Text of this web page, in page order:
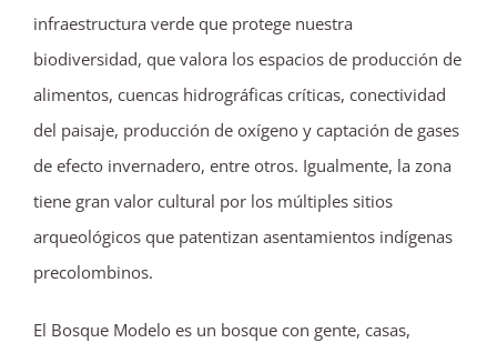
infraestructura verde que protege nuestra
biodiversidad, que valora los espacios de producción de
alimentos, cuencas hidrográficas críticas, conectividad
del paisaje, producción de oxígeno y captación de gases
de efecto invernadero, entre otros. Igualmente, la zona
tiene gran valor cultural por los múltiples sitios
arqueológicos que patentizan asentamientos indígenas
precolombinos.
El Bosque Modelo es un bosque con gente, casas,